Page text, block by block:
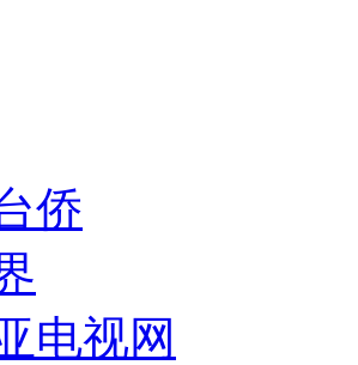
侨
电视网